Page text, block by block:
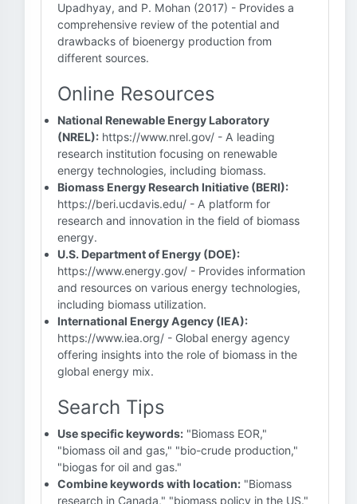
Upadhyay, and P. Mohan (2017) - Provides a
comprehensive review of the potential and
drawbacks of bioenergy production from
different sources.
Online Resources
National Renewable Energy Laboratory
(NREL): https://www.nrel.gov/ - A leading
research institution focusing on renewable
energy technologies, including biomass.
Biomass Energy Research Initiative (BERI):
https://beri.ucdavis.edu/ - A platform for
research and innovation in the field of biomass
energy.
U.S. Department of Energy (DOE):
https://www.energy.gov/ - Provides information
and resources on various energy technologies,
including biomass utilization.
International Energy Agency (IEA):
https://www.iea.org/ - Global energy agency
offering insights into the role of biomass in the
global energy mix.
Search Tips
Use specific keywords: "Biomass EOR,"
"biomass oil and gas," "bio-crude production,"
"biogas for oil and gas."
Combine keywords with location: "Biomass
research in Canada," "biomass policy in the US."